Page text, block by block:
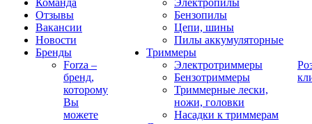
Команда
Отзывы
Вакансии
Новости
Бренды
Forza –
бренд,
которому
Вы
можете
Электропилы
Бензопилы
Цепи, шины
Пилы аккумуляторные
Триммеры
Электротриммеры
Бензотриммеры
Триммерные лески,
ножи, головки
Насадки к триммерам